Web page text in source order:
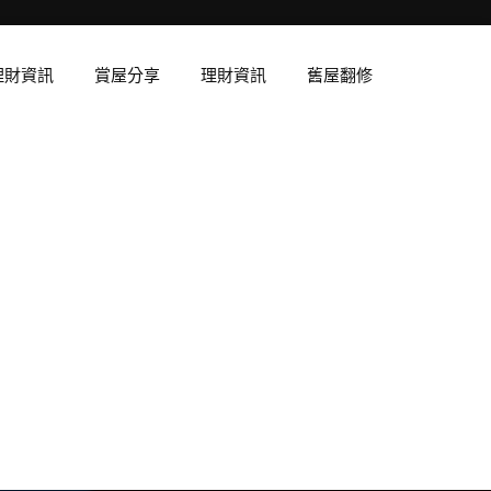
財資訊 賞屋分享 理財資訊 舊屋翻修